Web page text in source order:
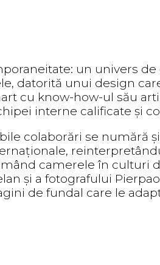
un univers
datorită unui design
cu know-how-ul său
interne calificate și
colaborări se numără
camerele în culturi
și a fotografului
de fundal care le